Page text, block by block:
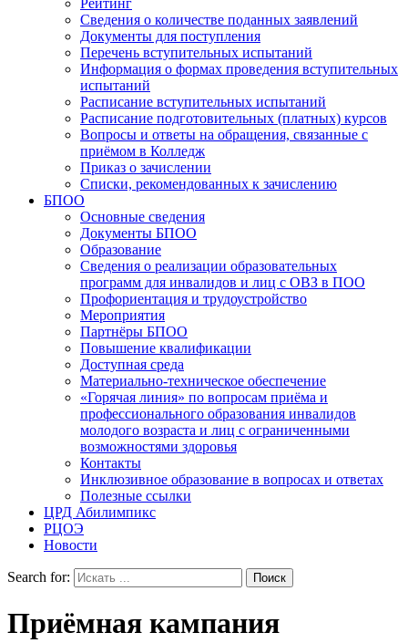
Рейтинг
Сведения о количестве поданных заявлений
Документы для поступления
Перечень вступительных испытаний
Информация о формах проведения вступительных
испытаний
Расписание вступительных испытаний
Расписание подготовительных (платных) курсов
Вопросы и ответы на обращения, связанные с
приёмом в Колледж
Приказ о зачислении
Списки, рекомендованных к зачислению
БПОО
Основные сведения
Документы БПОО
Образование
Сведения о реализации образовательных
программ для инвалидов и лиц с ОВЗ в ПОО
Профориентация и трудоустройство
Мероприятия
Партнёры БПОО
Повышение квалификации
Доступная среда
Материально-техническое обеспечение
«Горячая линия» по вопросам приёма и
профессионального образования инвалидов
молодого возраста и лиц с ограниченными
возможностями здоровья
Контакты
Инклюзивное образование в вопросах и ответах
Полезные ссылки
ЦРД Абилимпикс
РЦОЭ
Новости
Search for:
Приёмная кампания